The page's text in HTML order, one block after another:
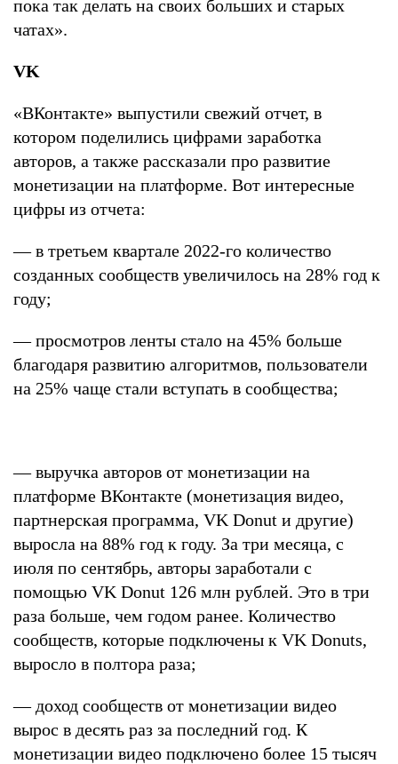
пока так делать на своих больших и старых
чатах».
VK
«ВКонтакте» выпустили свежий отчет, в
котором поделились цифрами заработка
авторов, а также рассказали про развитие
монетизации на платформе. Вот интересные
цифры из отчета:
— в третьем квартале 2022-го количество
созданных сообществ увеличилось на 28% год к
году;
— просмотров ленты стало на 45% больше
благодаря развитию алгоритмов, пользователи
на 25% чаще стали вступать в сообщества;
— выручка авторов от монетизации на
платформе ВКонтакте (монетизация видео,
партнерская программа, VK Donut и другие)
выросла на 88% год к году. За три месяца, с
июля по сентябрь, авторы заработали с
помощью VK Donut 126 млн рублей. Это в три
раза больше, чем годом ранее. Количество
сообществ, которые подключены к VK Donuts,
выросло в полтора раза;
— доход сообществ от монетизации видео
вырос в десять раз за последний год. К
монетизации видео подключено более 15 тысяч